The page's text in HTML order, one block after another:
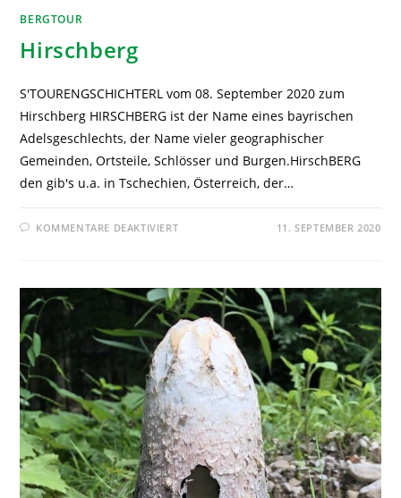
BERGTOUR
Hirschberg
S'TOURENGSCHICHTERL vom 08. September 2020 zum
Hirschberg HIRSCHBERG ist der Name eines bayrischen
Adelsgeschlechts, der Name vieler geographischer
Gemeinden, Ortsteile, Schlösser und Burgen.HirschBERG
den gib's u.a. in Tschechien, Österreich, der…
KOMMENTARE DEAKTIVIERT 11. SEPTEMBER 2020